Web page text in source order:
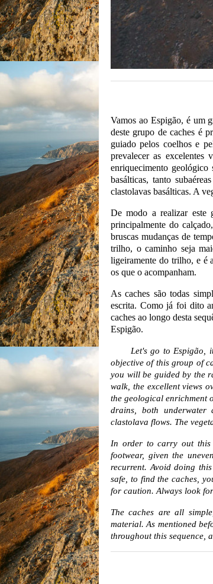
Vamos ao Espigão, é um
deste grupo de caches é
guiado pelos coelhos e
prevalecer as
enriquecimento
basálticas, tanto
clastolavas basálticas. A
De modo a realizar este
principalmente do
bruscas mudanças de
trilho, o caminho seja
ligeiramente do trilho, e é
os que o acompanham.
As caches são todas
escrita. Como já foi dito
caches ao longo desta
Espigão.
Let's go to Espigão, it's
objective of this group of
you will be guided by the
walk, the excellent views
the geological enrichment
drains, both
clastolava flows. The
In order to carry out this
footwear, given the
recurrent. Avoid doing
safe, to find the caches,
for caution. Always look
The caches are all
material. As mentioned
throughout this sequence,